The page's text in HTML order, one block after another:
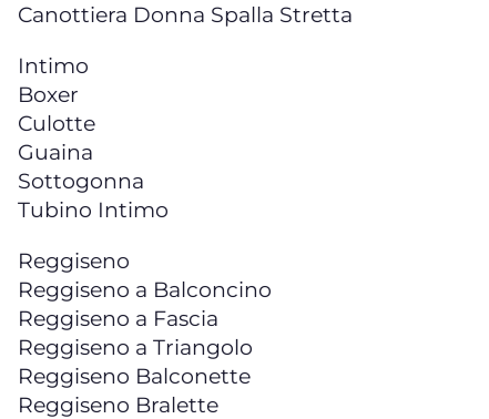
Canottiera Donna Spalla Stretta
Intimo
Boxer
Culotte
Guaina
Sottogonna
Tubino Intimo
Reggiseno
Reggiseno a Balconcino
Reggiseno a Fascia
Reggiseno a Triangolo
Reggiseno Balconette
Reggiseno Bralette